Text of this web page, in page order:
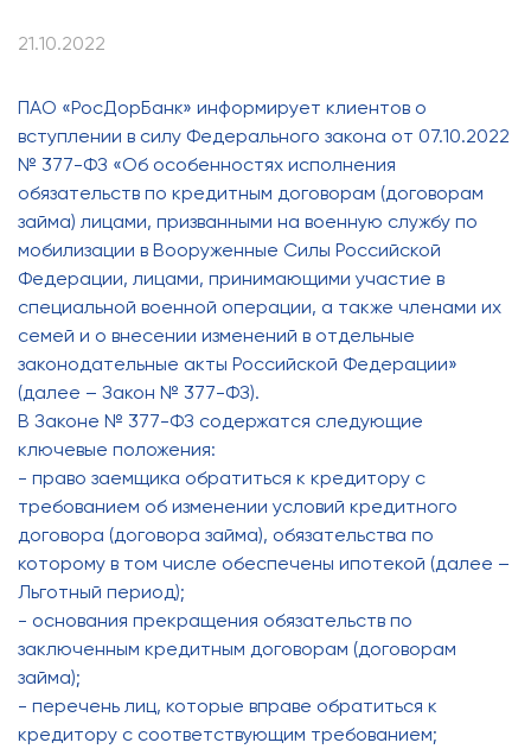
21.10.2022
ПАО «РосДорБанк» информирует клиентов о
вступлении в силу Федерального закона от 07.10.2022
№ 377-ФЗ «Об особенностях исполнения
обязательств по кредитным договорам (договорам
займа) лицами, призванными на военную службу по
мобилизации в Вооруженные Силы Российской
Федерации, лицами, принимающими участие в
специальной военной операции, а также членами их
семей и о внесении изменений в отдельные
законодательные акты Российской Федерации»
(далее – Закон № 377-ФЗ).
В Законе № 377-ФЗ содержатся следующие
ключевые положения:
- право заемщика обратиться к кредитору с
требованием об изменении условий кредитного
договора (договора займа), обязательства по
которому в том числе обеспечены ипотекой (далее –
Льготный период);
- основания прекращения обязательств по
заключенным кредитным договорам (договорам
займа);
- перечень лиц, которые вправе обратиться к
кредитору с соответствующим требованием;